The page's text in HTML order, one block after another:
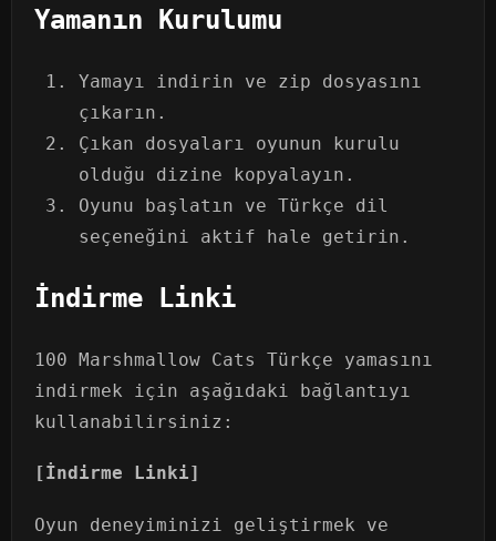
Yamanın Kurulumu
Yamayı indirin ve zip dosyasını
çıkarın.
Çıkan dosyaları oyunun kurulu
olduğu dizine kopyalayın.
Oyunu başlatın ve Türkçe dil
seçeneğini aktif hale getirin.
İndirme Linki
100 Marshmallow Cats Türkçe yamasını
indirmek için aşağıdaki bağlantıyı
kullanabilirsiniz:
[İndirme Linki]
Oyun deneyiminizi geliştirmek ve